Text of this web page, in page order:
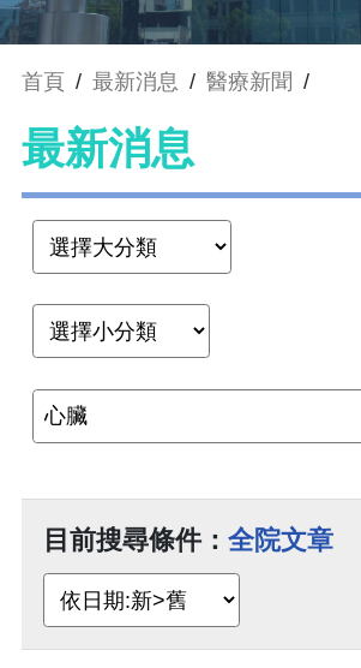
首頁 / 最新消息 / 醫療新聞 /
最新消息
目前搜尋條件： 全院文章